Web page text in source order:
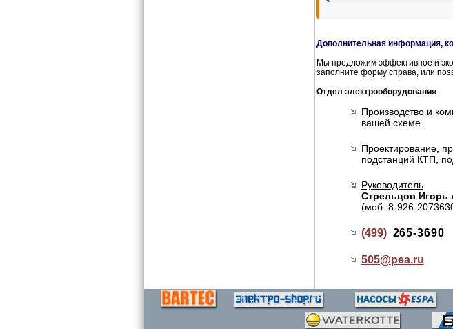
Дополнительная информация,
Мы предложим эффективное и
заполните форму справа, или
Отдел электрооборудования
Производство и
вашей схеме.
Проектирование,
подстанций КТП,
Руководитель
Стрельцов Игорь
(моб. 8-926-
(499) 265-3690
505@pea.ru